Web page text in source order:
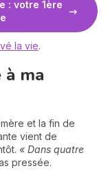
: votre 1ère
la vie.
ma
et la fin de
vient de
« Dans quatre
pressée.